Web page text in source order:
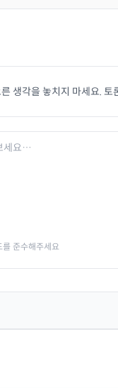
생각을 놓치지 마세요. 토
를 준수해주세요